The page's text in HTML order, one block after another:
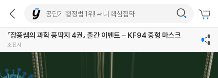
『장풍쌤의 과학 풍딱지 4권』 출간 이벤트 - KF94 중형 마스크
소진시